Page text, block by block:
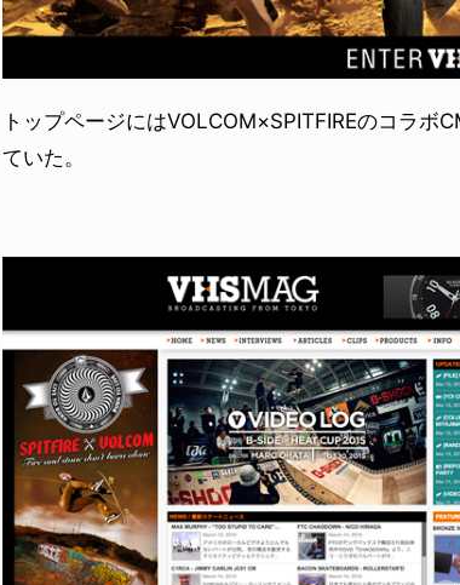
トップページにはVOLCOM×SPITFIREのコラボ
ていた。